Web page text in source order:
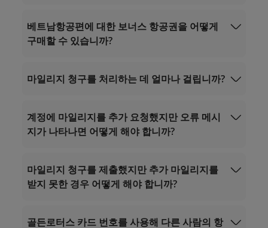
베트남 국내 전화: 1900.1800
이메일:
Vip.lotusmiles@vietnamairlines.com
(백만마일, 플래티넘, 골드 회원)
탄, 실버, 등록회원)
마일리지를 구매
파트
너로부터 카드 업그레이드
현재 카드 등급을
계산
베트남항공편에 대한 보너스 항공권을 어떻게
구매할 수 있습니까?
Vip.lotusmiles@vietnamairlines.com
2 영업일 이내.
마일리지 청구를 처리하는 데 얼마나 걸립니까?
계정에 마일리지를 추가 요청했지만 오류 메시
지가 나타나면 어떻게 해야 합니까?
마일리지 청구를 제출했지만 추가 마일리지를
받지 못한 경우 어떻게 해야 합니까?
골든로터스 카드 번호를 사용해 다른 사람의 항